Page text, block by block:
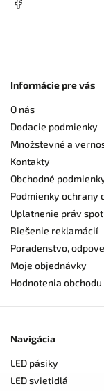
Informácie pre vás
O nás
Dodacie podmienky
Množstevné a
Kontakty
Obchodné
Podmienky ochrany
Uplatnenie práv
Riešenie reklamácií
Poradenstvo,
Moje objednávky
Hodnotenia obchodu
Navigácia
LED pásiky
LED svietidlá